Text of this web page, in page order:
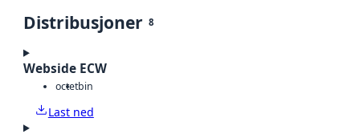
Distribusjoner 8
Webside ECW
octetbin
Last ned